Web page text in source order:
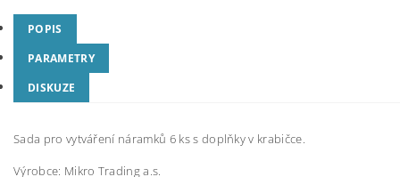
POPIS
PARAMETRY
DISKUZE
Sada pro vytváření náramků 6 ks s doplňky v krabičce.
Výrobce: Mikro Trading a.s.